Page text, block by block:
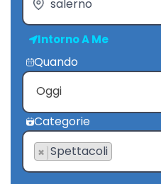
Intorno A Me
Quando
Oggi
Categorie
× Spettacoli